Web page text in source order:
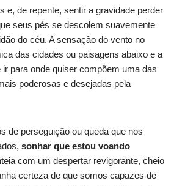
e, de repente, sentir a gravidade perder
seus pés se descolem suavemente
do céu. A sensação do vento no
das cidades ou paisagens abaixo e a
para onde quiser compõem uma das
poderosas e desejadas pela
de perseguição ou queda que nos
sonhar que estou voando
com um despertar revigorante, cheio
certeza de que somos capazes de